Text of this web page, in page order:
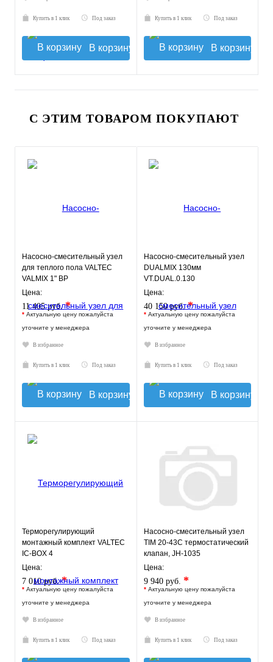
Купить в 1 клик Под заказ
В корзину
Купить в 1 клик Под заказ
В корзину
С ЭТИМ ТОВАРОМ ПОКУПАЮТ
Насосно-смесительный узел
для теплого пола VALTEC
VALMIX 1" ВР
Цена:
11 405 руб.*
* Актуальную цену пожалуйста
уточните у менеджера
В избранное
Купить в 1 клик Под заказ
В корзину
Насосно-смесительный узел
DUALMIX 130мм
VT.DUAL.0.130
Цена:
40 150 руб.*
* Актуальную цену пожалуйста
уточните у менеджера
В избранное
Купить в 1 клик Под заказ
В корзину
Терморегулирующий
монтажный комплект VALTEC
IC-BOX 4
Цена:
7 010 руб.*
* Актуальную цену пожалуйста
уточните у менеджера
В избранное
Купить в 1 клик Под заказ
Насосно-смесительный узел
TIM 20-43С термостатический
клапан, JH-1035
Цена:
9 940 руб. *
* Актуальную цену пожалуйста
уточните у менеджера
В избранное
Купить в 1 клик Под заказ